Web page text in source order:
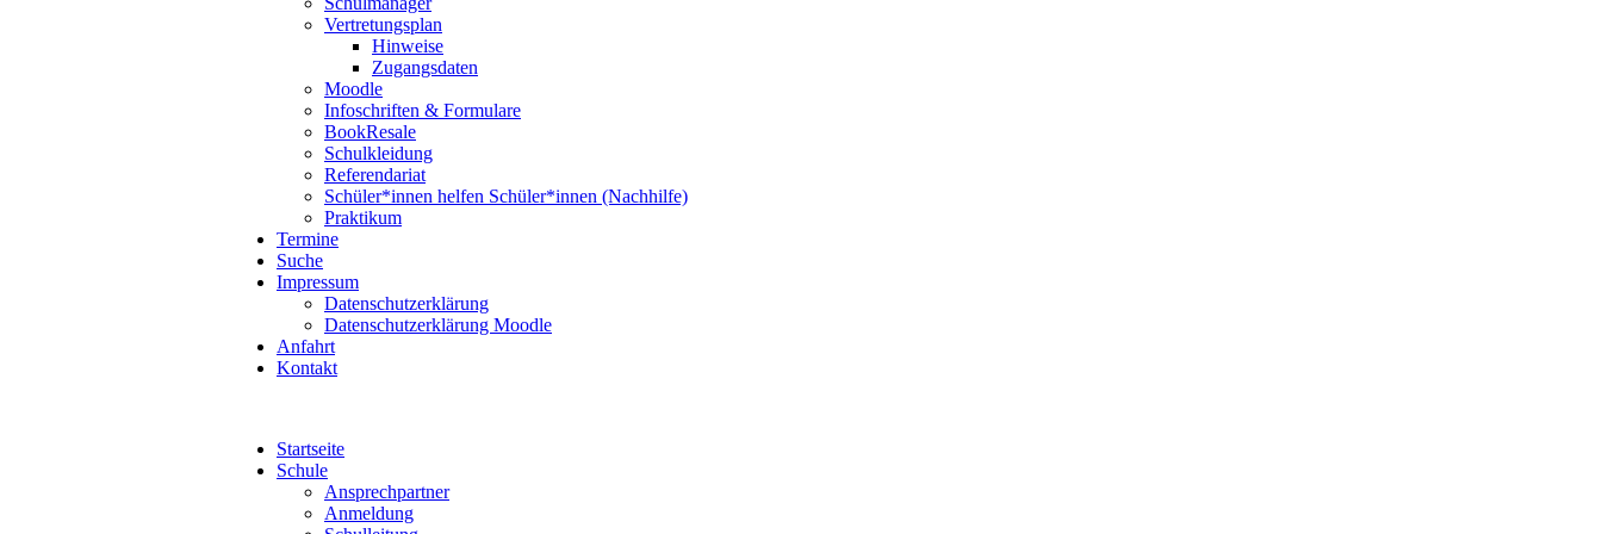
Vertretungsplan
Hinweise
Zugangsdaten
Moodle
Infoschriften & Formulare
BookResale
Schulkleidung
Referendariat
Schüler*innen helfen Schüler*innen (Nachhilfe)
Praktikum
Termine
Suche
Impressum
Datenschutzerklärung
Datenschutzerklärung Moodle
Anfahrt
Kontakt
Startseite
Schule
Ansprechpartner
Anmeldung